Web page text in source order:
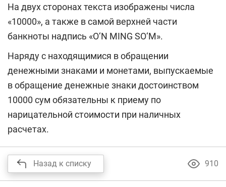
На двух сторонах текста изображены числа
«10000», а также в самой верхней части
банкноты надпись «O‘N MING SO‘M».
Наряду с находящимися в обращении
денежными знаками и монетами, выпускаемые
в обращение денежные знаки достоинством
10000 сум обязательны к приему по
нарицательной стоимости при наличных
расчетах.
Назад к списку 910